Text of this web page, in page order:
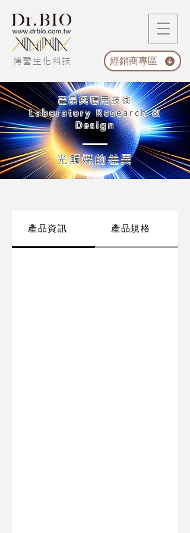
博醫生化科技 經銷商專區
產品與應用技術
Laboratory Research &
Design
光觸媒的差異
產品資訊 產品規格